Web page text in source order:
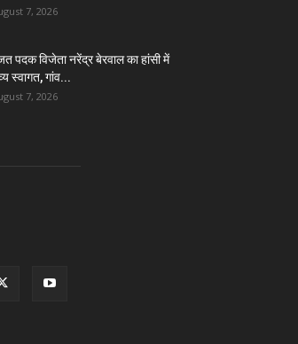
7, 2026
पदक विजेता नरेंद्र बेरवाल का हांसी में
स्वागत, गांव...
7, 2026